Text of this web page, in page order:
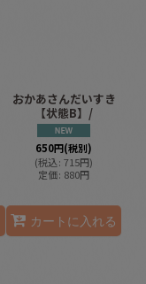
おかあさんだいすき
【状態B】/
650円(税別)
(税込: 715円)
定価: 880円
カートに入れる